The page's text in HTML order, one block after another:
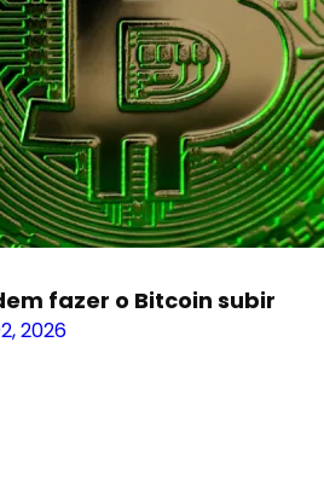
fazer o Bitcoin subir
2026